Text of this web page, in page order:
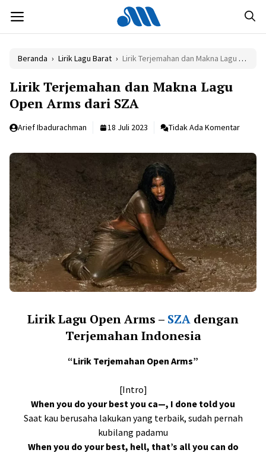
isi
MENU
Beranda › Lirik Lagu Barat › Lirik Terjemahan dan Makna Lagu Open Arms dari SZA
Lirik Terjemahan dan Makna Lagu
Open Arms dari SZA
Arief Ibadurachman 18 Juli 2023 Tidak Ada Komentar
Lirik Lagu Open Arms – SZA dengan
Terjemahan Indonesia
“Lirik Terjemahan Open Arms”
[Intro]
When you do your best you ca—, I done told you
Saat kau berusaha lakukan yang terbaik, sudah pernah
kubilang padamu
When you do your best, hell, that’s all you can do